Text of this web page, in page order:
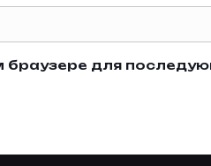
браузере для